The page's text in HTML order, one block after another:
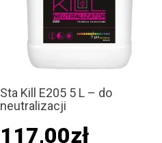
Sta Kill E205 5 L – do
neutralizacji
117,00zł